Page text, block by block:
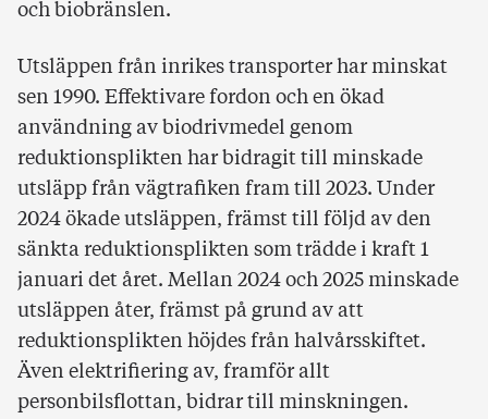
och biobränslen.
Utsläppen från inrikes transporter har minskat
sen 1990. Effektivare fordon och en ökad
användning av biodrivmedel genom
reduktionsplikten har bidragit till minskade
utsläpp från vägtrafiken fram till 2023. Under
2024 ökade utsläppen, främst till följd av den
sänkta reduktionsplikten som trädde i kraft 1
januari det året. Mellan 2024 och 2025 minskade
utsläppen åter, främst på grund av att
reduktionsplikten höjdes från halvårsskiftet.
Även elektrifiering av, framför allt
personbilsflottan, bidrar till minskningen.